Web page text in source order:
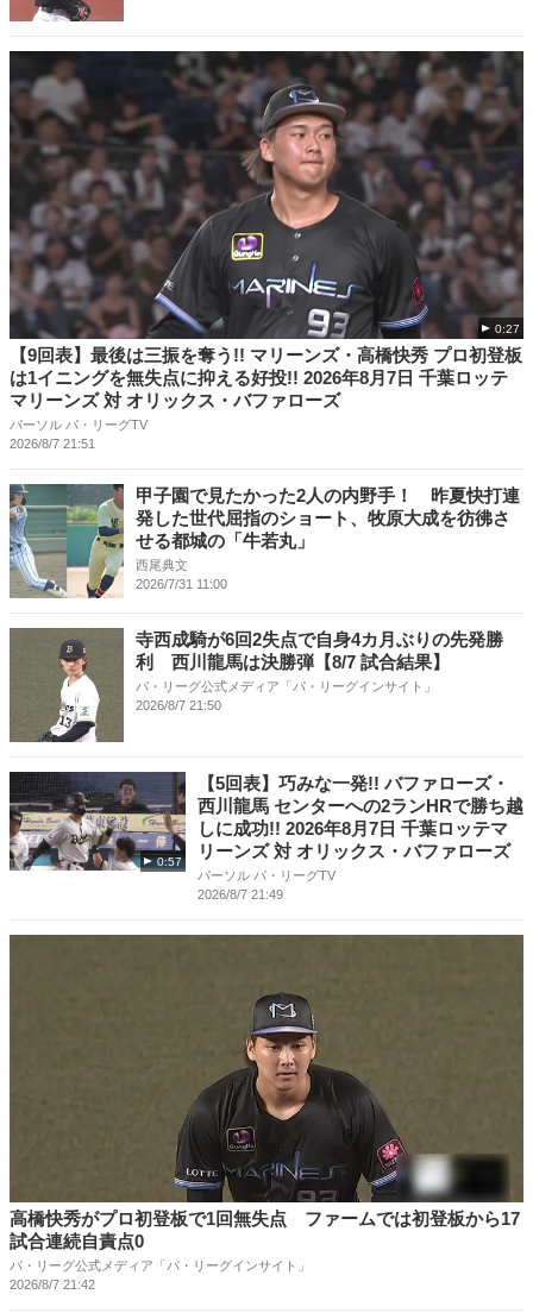
0:27
【9回表】最後は三振を奪う!! マリーンズ・高橋快秀 プロ初登板
は1イニングを無失点に抑える好投!! 2026年8月7日 千葉ロッテ
マリーンズ 対 オリックス・バファローズ
パーソル パ・リーグTV
2026/8/7 21:51
甲子園で見たかった2人の内野手！ 昨夏快打連
発した世代屈指のショート、牧原大成を彷彿さ
せる都城の「牛若丸」
西尾典文
2026/7/31 11:00
寺西成騎が6回2失点で自身4カ月ぶりの先発勝
利 西川龍馬は決勝弾【8/7 試合結果】
パ・リーグ公式メディア「パ・リーグインサイト」
2026/8/7 21:50
0:57
【5回表】巧みな一発!! バファローズ・
西川龍馬 センターへの2ランHRで勝ち越
しに成功!! 2026年8月7日 千葉ロッテマ
リーンズ 対 オリックス・バファローズ
パーソル パ・リーグTV
2026/8/7 21:49
高橋快秀がプロ初登板で1回無失点 ファームでは初登板から17
試合連続自責点0
パ・リーグ公式メディア「パ・リーグインサイト」
2026/8/7 21:42